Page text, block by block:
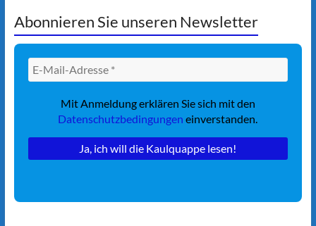
Abonnieren Sie unseren Newsletter
Mit Anmeldung erklären Sie sich mit den
Datenschutzbedingungeneinverstanden.